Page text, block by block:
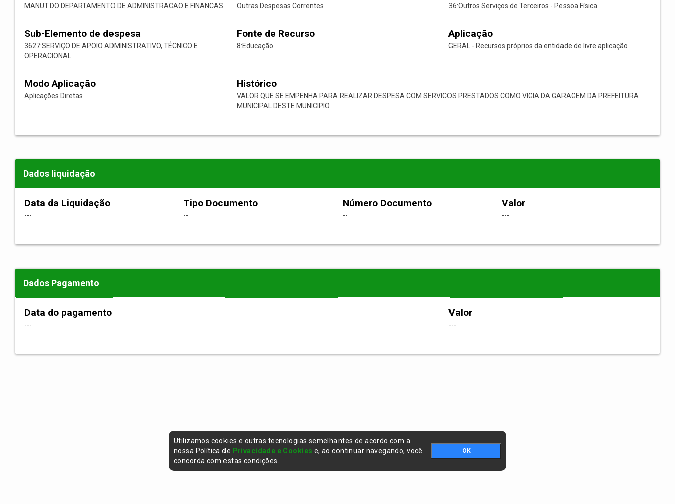
MANUT.DO DEPARTAMENTO DE ADMINISTRACAO E FINANCAS Outras Despesas Correntes 36:Outros Serviços de Terceiros - Pessoa Física
Sub-Elemento de despesa
3627:SERVIÇO DE APOIO ADMINISTRATIVO, TÉCNICO E
OPERACIONAL
Fonte de Recurso
8:Educação
Aplicação
GERAL - Recursos próprios da entidade de livre aplicação
Modo Aplicação
Aplicações Diretas
Histórico
VALOR QUE SE EMPENHA PARA REALIZAR DESPESA COM SERVICOS PRESTADOS COMO VIGIA DA GARAGEM DA PREFEITURA
MUNICIPAL DESTE MUNICIPIO.
Dados liquidação
Data da Liquidação
---
Tipo Documento
--
Número Documento
--
Valor
---
Dados Pagamento
Data do pagamento
---
Valor
---
Utilizamos cookies e outras tecnologias semelhantes de acordo com a
nossa Política de Privacidade e Cookies e, ao continuar navegando, você
concorda com estas condições.
OK